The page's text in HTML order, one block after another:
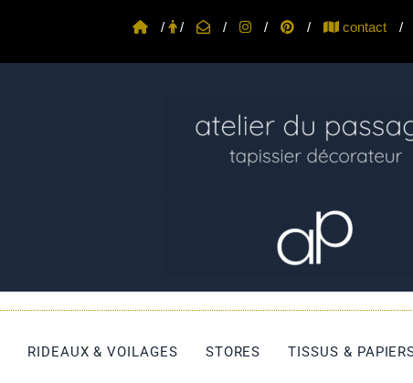
/ / / / / contact /
RIDEAUX & VOILAGES STORES TISSUS &